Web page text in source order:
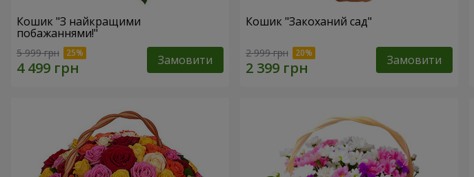
Кошик "З найкращими
побажаннями!"
5 999 грн Замовити
Кошик "Закоханий сад"
2 999 грн Замовити